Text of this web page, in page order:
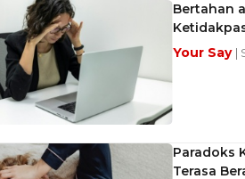
Bertahan
Your Say |
Paradoks
Terasa